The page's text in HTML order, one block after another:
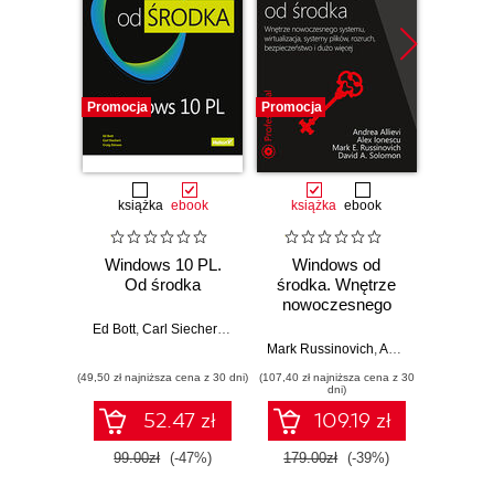
Promocja
książka ebook
Windows 10 PL.
Od środka
Ed Bott, Carl Siechert
(49,50 zł najniższa cena z 30 dni)
52.47 zł
99.00zł (-47%)
Promocja
książka ebook
Windows od
środka. Wnętrze
nowoczesnego
wirtualizacja,
rozruch,
bezpieczeństwo i
dużo więcej.
Wydanie VII
Mark Russinovich Andrea Allievi
(107,40 zł najniższa cena z 30
dni)
109.19 zł
179.00zł (-39%)